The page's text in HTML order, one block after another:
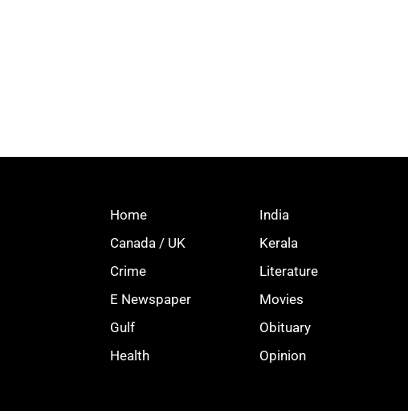
Home
Canada / UK
Crime
E Newspaper
Gulf
Health
India
Kerala
Literature
Movies
Obituary
Opinion